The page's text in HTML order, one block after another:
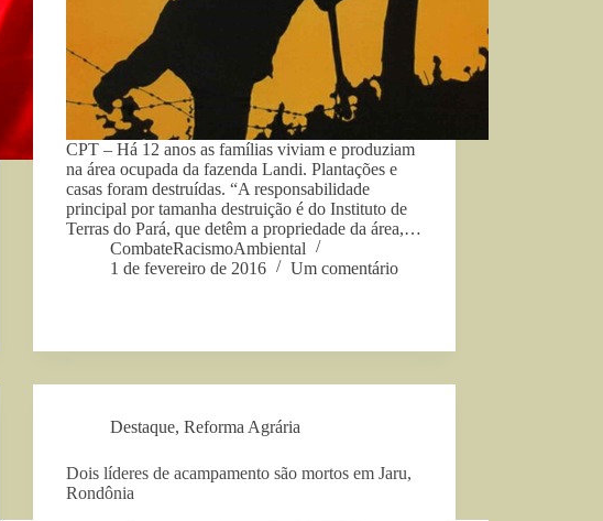
CPT – Há 12 anos as famílias viviam e produziam
na área ocupada da fazenda Landi. Plantações e
casas foram destruídas. “A responsabilidade
principal por tamanha destruição é do Instituto de
Terras do Pará, que detêm a propriedade da área,…
CombateRacismoAmbiental
1 de fevereiro de 2016
Um comentário
Destaque,Reforma Agrária
Dois líderes de acampamento são mortos em Jaru,
Rondônia